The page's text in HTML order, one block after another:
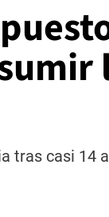
tras casi 14